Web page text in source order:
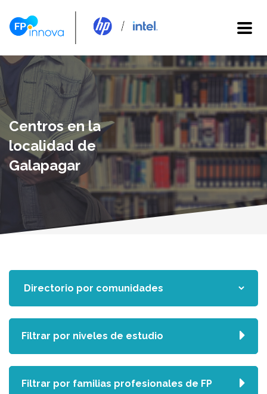
Centros en la
localidad de
Galapagar
Filtrar por niveles de estudio
Filtrar por familias profesionales de FP